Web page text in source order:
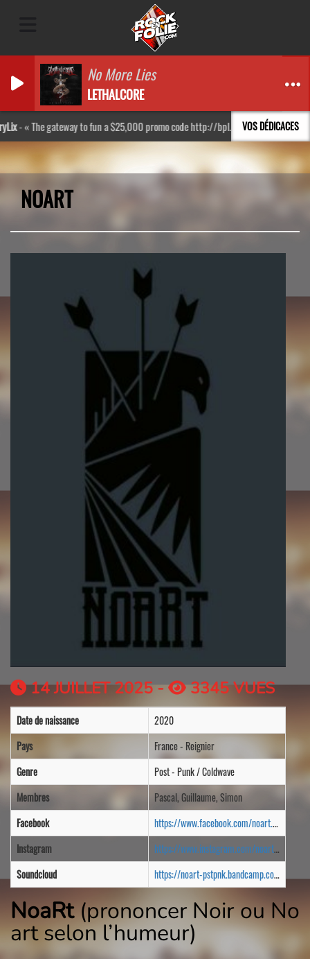
No More Lies
LETHALCORE
VOS DÉDICACES
gateway to fun a $25,000 promo code http://bpl.kr/Rkxs Dawn
NOART
14 JUILLET 2025 - 3345 VUES
Date de naissance
2020
Pays
France - Reignier
Genre
Post - Punk / Coldwave
Membres
Pascal, Guillaume, Simon
Facebook
https://www.facebook.com/noart.pstpnk
Instagram
https://www.instagram.com/noart.pstpnk?fbclid=IwY2xjawLc05pleHRuA2FlbQIxMABicmlkETFvaG1uRXBTY1NYbjN5bElPAR5O7oT9-5gnEQTNr_KPx5GeNfShbQxlbN3x1mu1_4b2czB9uL4k2cMop3G9kA_aem_p7vt2Ait2eq4jXEwICrhAA
Soundcloud
https://noart-pstpnk.bandcamp.com/album/ep-2022
NoaRt(prononcer Noir ou No
art selon l’humeur)